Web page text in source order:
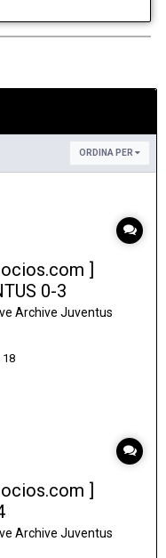
ORDINA PER
]
0-3
Archive Juventus
]
Archive Juventus